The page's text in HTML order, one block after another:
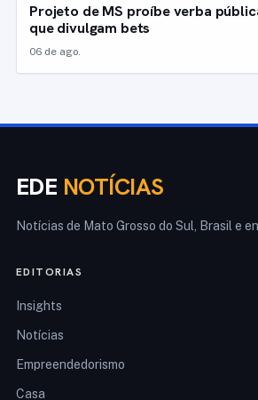
Projeto de MS proíbe verba
que divulgam bets
06 de ago.
EDE NOTÍCIAS
Notícias de Mato Grosso do Sul, Brasil e
EDITORIAS
Insights
Notícias
Empreendedorismo
Casa